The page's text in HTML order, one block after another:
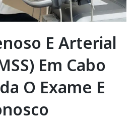
E Arterial
Em Cabo
O Exame E